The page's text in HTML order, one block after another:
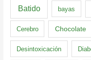
Batido bayas
Cerebro Chocolate
Desintoxicación